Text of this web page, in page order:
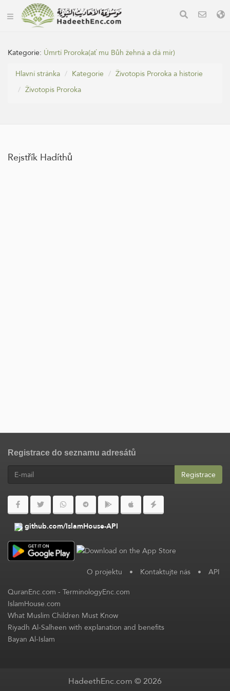
Kategorie: Úmrtí Proroka(ať mu Bůh žehná a dá mír)
Hlavní stránka
Kategorie
Životopis Proroka a historie
Životopis Proroka
Rejstřík Hadíthů
Registrace do seznamu adresátů
Registrace
github.com/IslamHouse-API
O projektu • Kontaktujte nás • API
QuranEnc.com-TerminologyEnc.com
IslamHouse.com
What Muslim Children Must Know
Riyadh Al-Salheen with explanation and benefits
Bayan Al-Islam
HadeethEnc.com © 2026